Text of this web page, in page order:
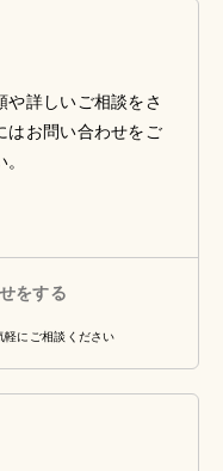
や詳しいご相談をさ
はお問い合わせをご
をする
軽にご相談ください